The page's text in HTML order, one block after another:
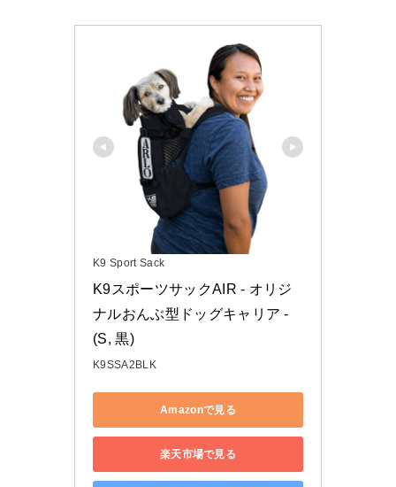
K9 Sport Sack
K9スポーツサックAIR - オリジ
ナルおんぶ型ドッグキャリア -
(S, 黒)
K9SSA2BLK
Amazonで見る
楽天市場で見る